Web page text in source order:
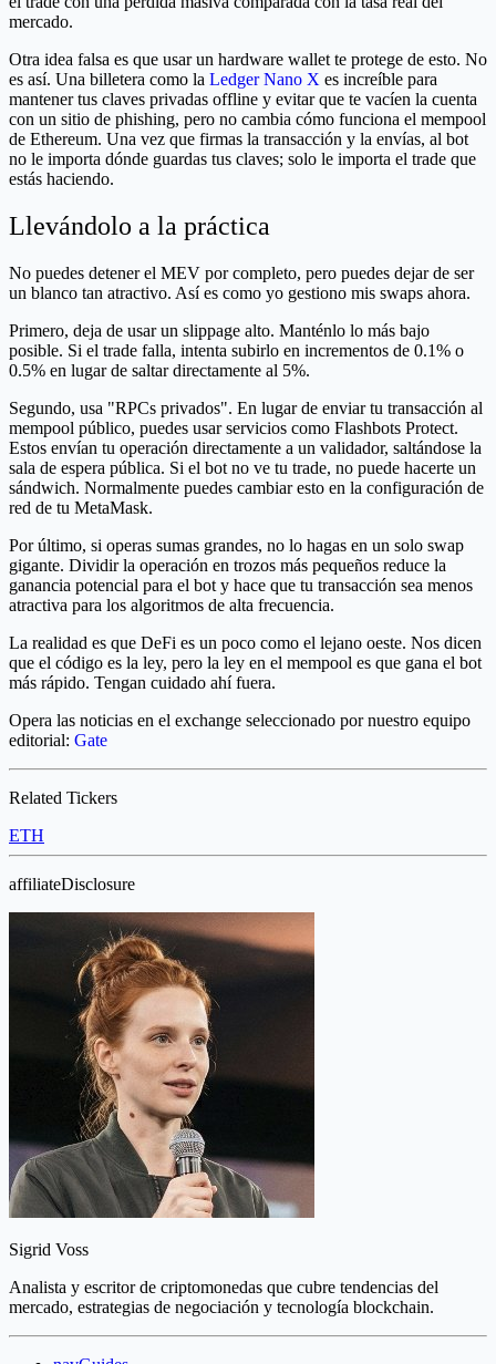
mercado.
Otra idea falsa es que usar un hardware wallet te protege de esto. No
es así. Una billetera como la Ledger Nano X es increíble para
mantener tus claves privadas offline y evitar que te vacíen la cuenta
con un sitio de phishing, pero no cambia cómo funciona el mempool
de Ethereum. Una vez que firmas la transacción y la envías, al bot
no le importa dónde guardas tus claves; solo le importa el trade que
estás haciendo.
Llevándolo a la práctica
No puedes detener el MEV por completo, pero puedes dejar de ser
un blanco tan atractivo. Así es como yo gestiono mis swaps ahora.
Primero, deja de usar un slippage alto. Manténlo lo más bajo
posible. Si el trade falla, intenta subirlo en incrementos de 0.1% o
0.5% en lugar de saltar directamente al 5%.
Segundo, usa "RPCs privados". En lugar de enviar tu transacción al
mempool público, puedes usar servicios como Flashbots Protect.
Estos envían tu operación directamente a un validador, saltándose la
sala de espera pública. Si el bot no ve tu trade, no puede hacerte un
sándwich. Normalmente puedes cambiar esto en la configuración de
red de tu MetaMask.
Por último, si operas sumas grandes, no lo hagas en un solo swap
gigante. Dividir la operación en trozos más pequeños reduce la
ganancia potencial para el bot y hace que tu transacción sea menos
atractiva para los algoritmos de alta frecuencia.
La realidad es que DeFi es un poco como el lejano oeste. Nos dicen
que el código es la ley, pero la ley en el mempool es que gana el bot
más rápido. Tengan cuidado ahí fuera.
Opera las noticias en el exchange seleccionado por nuestro equipo
editorial: Gate
Related Tickers
ETH
affiliateDisclosure
Sigrid Voss
Analista y escritor de criptomonedas que cubre tendencias del
mercado, estrategias de negociación y tecnología blockchain.